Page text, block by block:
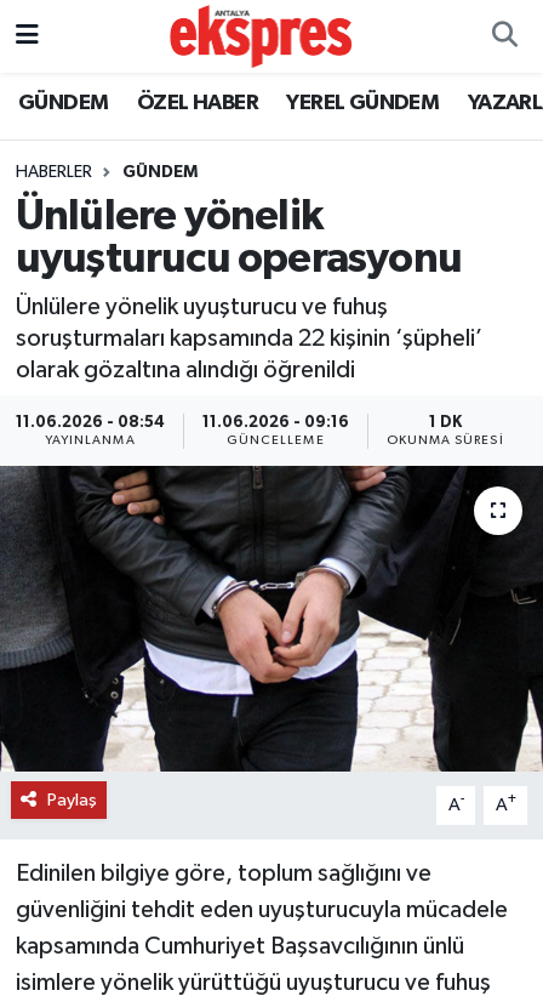
GÜNDEM ÖZEL HABER YEREL GÜNDEM
HABERLER GÜNDEM
Ünlülere yönelik
uyuşturucu operasyonu
Ünlülere yönelik uyuşturucu ve fuhuş
soruşturmaları kapsamında 22 kişinin ‘şüpheli’
olarak gözaltına alındığı öğrenildi
11.06.2026 - 08:54
YAYINLANMA
11.06.2026 - 09:16
GÜNCELLEME
1 DK
OKUNMA SÜRESI
Paylaş A- A+
Edinilen bilgiye göre, toplum sağlığını ve
güvenliğini tehdit eden uyuşturucuyla mücadele
kapsamında Cumhuriyet Başsavcılığının ünlü
isimlere yönelik yürüttüğü uyuşturucu ve fuhuş
ÖZEL HABER
YEREL GÜNDEM
EKONOMİ
KÜLTÜR - SANAT
SİYASET
SAĞLIK
EĞİTİM
TURİZM
RÖPORTAJ
YAZARLAR
RESMİ İLAN
Nöbetçi Eczaneler
Trafik Durumu
Süper Lig Puan Durumu ve Fikstür
Tüm Manşetler
Haber Arşivi